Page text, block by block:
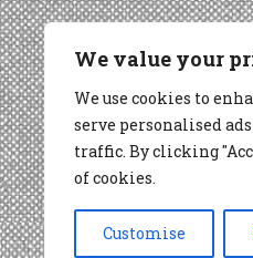
We value your
We use cookies to
serve personalised
traffic. By clicking
of cookies.
Customise